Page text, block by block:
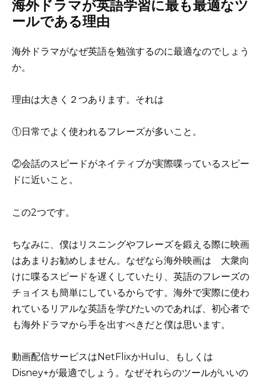
海外ドラマが英語学習に最も最適なツ
ールである理由
海外ドラマがなぜ英語を勉強するのに最適なのでしょう
か。
理由は大きく２つあります。それは
①日常でよく使われるフレーズが多いこと。
②会話のスピードがネイティブが実際喋っているスピー
ドに近いこと。
この2つです。
ちなみに、 僕はリスニングやフレーズを鍛える際に映画
はあまりお勧めしません。 なぜなら海外映画は 大衆向
けに喋るスピードを遅くしていたり、英語のフレーズの
チョイスも簡単にしているからです。海外で実際に使わ
れているリアルな英語を学びたいのであれば、初心者で
も海外ドラマから手を出すべきだと僕は思います。
動画配信サービスはNetFlixかHulu、もしくは
Disney+が最適でしょう。なぜそれらのツールがいいの